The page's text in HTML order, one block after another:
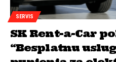
SERVIS
SK Rent-a-Car
“Besplatnu